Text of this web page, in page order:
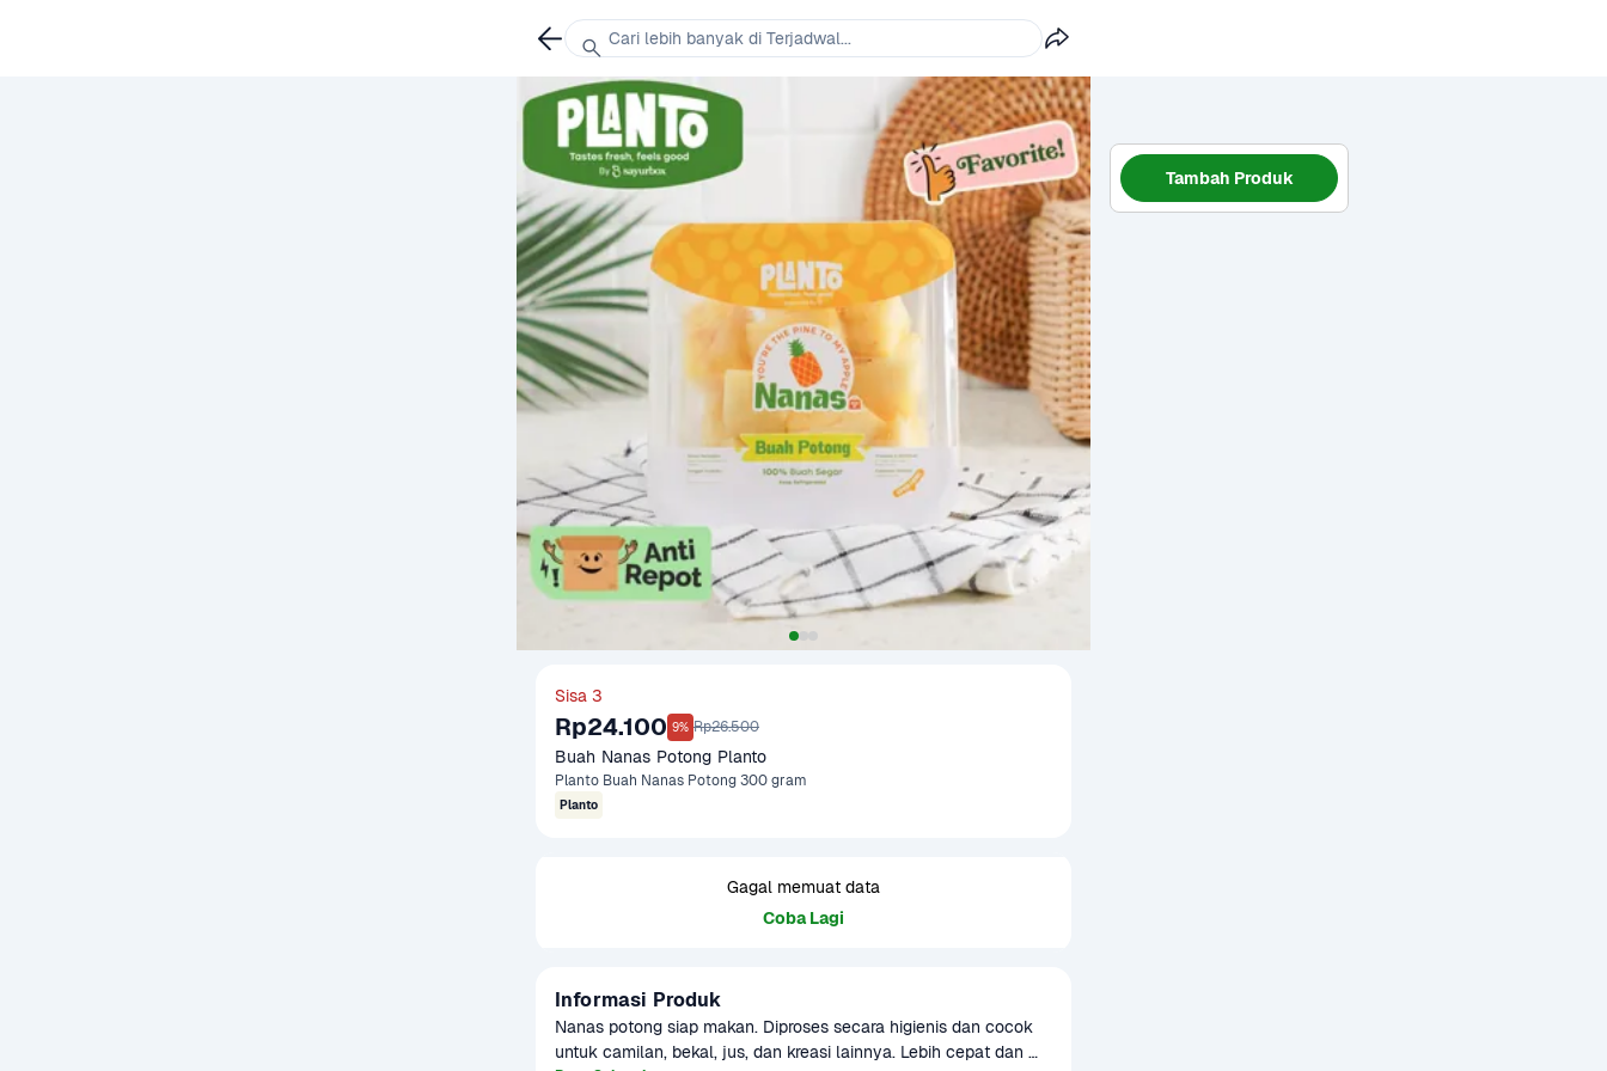
Sisa 3
Rp24.100 9% Rp26.500
Buah Nanas Potong Planto
Planto Buah Nanas Potong 300 gram
Planto
Gagal memuat data
Coba Lagi
Informasi Produk
Nanas potong siap makan. Diproses secara higienis dan cocok
untuk camilan, bekal, jus, dan kreasi lainnya. Lebih cepat dan
Tambah Produk
Cari lebih banyak di Terjadwal...